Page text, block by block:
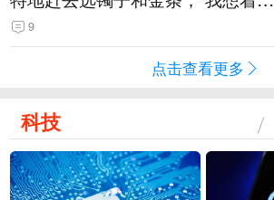
起来可以保值，小批量进一些货”
9
点击查看更多
科技